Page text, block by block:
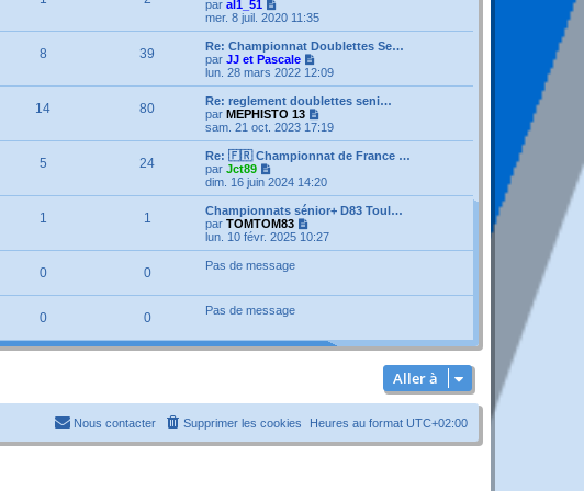
a
g
e
e
e
r
n
i
r
m
e
s
s
g
e
par al1_51
o
i
r
l
e
e
r
n
i
r
e
s
s
a
g
e
mer. 8 juil. 2020 11:35
8 39
Re: Championnat Doublettes Se…
par JJ et Pascale
o
i
r
l
e
r
n
i
r
e
s
g
lun. 28 mars 2022 12:09
14 80
Re: reglement doublettes seni…
par MEPHISTO 13
o
i
r
e
r
n
i
e
g
sam. 21 oct. 2023 17:19
5 24
Re: 🇫🇷 Championnat de France …
par Jct89
o
i
r
l
e
r
i
e
m
e
g
dim. 16 juin 2024 14:20
1 1
Championnats sénior+ D83 Toul…
par TOMTOM83
o
i
n
i
e
s
a
lun. 10 févr. 2025 10:27
0 0 Pas de message
0 0 Pas de message
Aller à
Heures au format UTC+02:00
Supprimer les cookies
Nous contacter